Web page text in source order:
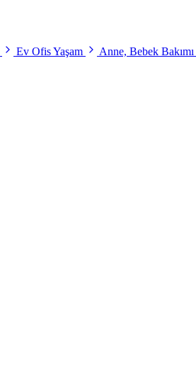
Ev Ofis Yaşam Anne, Bebek Bakımı